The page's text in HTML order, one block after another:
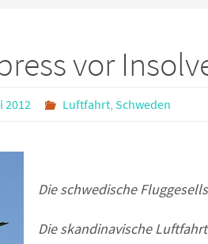
vor
2012 Luftfahrt, Schweden
Die schwedische
Die skandinavische